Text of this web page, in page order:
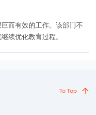
而有效的工作。该部门不
续优化教育过程。
To Top